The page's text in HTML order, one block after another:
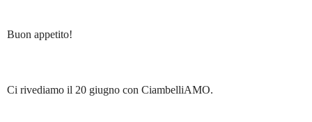
Buon appetito!
Ci rivediamo il 20 giugno con CiambelliAMO.